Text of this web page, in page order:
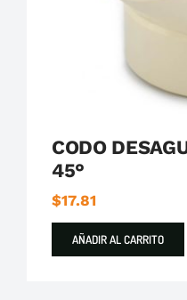
CODO
45°
$17.81
AÑADIR AL CARRITO